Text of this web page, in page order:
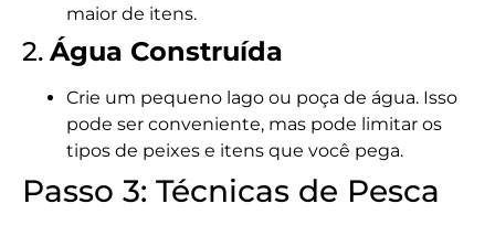
maior de itens.
2. Água Construída
Crie um pequeno lago ou poça de água. Isso
pode ser conveniente, mas pode limitar os
tipos de peixes e itens que você pega.
Passo 3: Técnicas de Pesca